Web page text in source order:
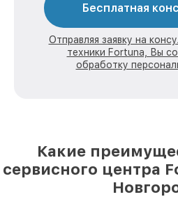
Бесплатная
Отправляя заявку на
техники Fortuna, Вы
обработку
Какие
сервисного центра